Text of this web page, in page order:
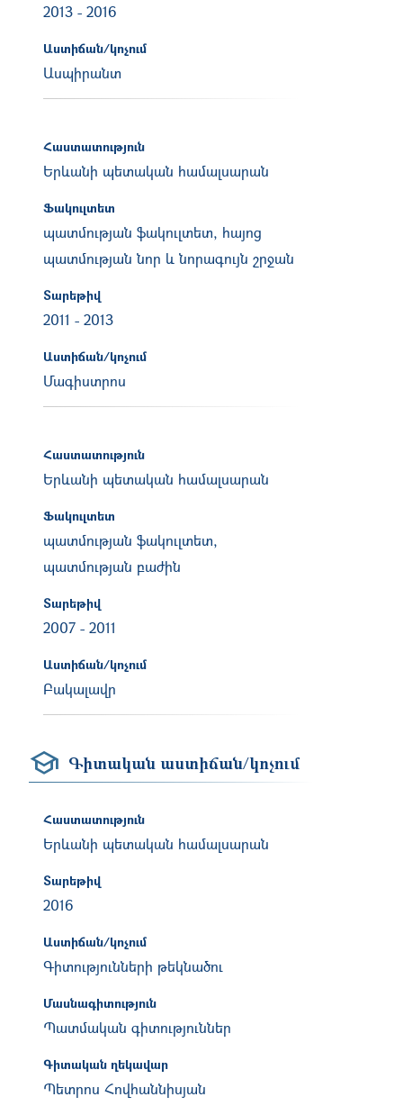
2013 - 2016
Աստիճան/կոչում
Ասպիրանտ
Հաստատություն
Երևանի պետական համալսարան
Ֆակուլտետ
պատմության ֆակուլտետ, հայոց
պատմության նոր և նորագույն շրջան
Տարեթիվ
2011 - 2013
Աստիճան/կոչում
Մագիստրոս
Հաստատություն
Երևանի պետական համալսարան
Ֆակուլտետ
պատմության ֆակուլտետ,
պատմության բաժին
Տարեթիվ
2007 - 2011
Աստիճան/կոչում
Բակալավր
Գիտական աստիճան/կոչում
Հաստատություն
Երևանի պետական համալսարան
Տարեթիվ
2016
Աստիճան/կոչում
Գիտությունների թեկնածու
Մասնագիտություն
Պատմական գիտություններ
Գիտական ղեկավար
Պետրոս Հովհաննիսյան